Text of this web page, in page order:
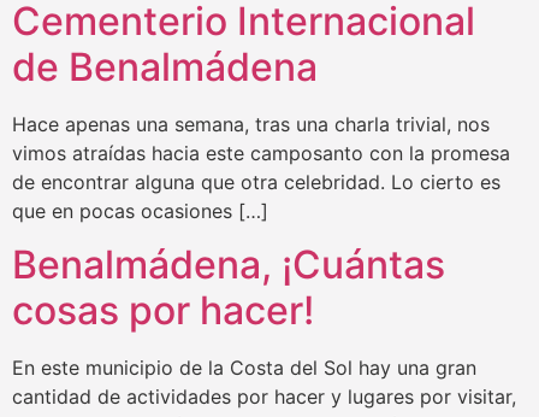
Cementerio Internacional
de Benalmádena
Hace apenas una semana, tras una charla trivial, nos
vimos atraídas hacia este camposanto con la promesa
de encontrar alguna que otra celebridad. Lo cierto es
que en pocas ocasiones […]
Benalmádena, ¡Cuántas
cosas por hacer!
En este municipio de la Costa del Sol hay una gran
cantidad de actividades por hacer y lugares por visitar,